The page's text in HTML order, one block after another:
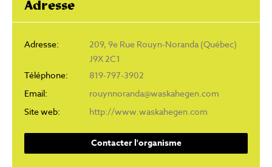
Adresse
Adresse:
209, 9e Rue Rouyn-Noranda (Québec)
J9X 2C1
Téléphone:
819-797-3902
Email:
rouynnoranda@waskahegen.com
Site web:
http://www.waskahegen.com
Contacter l'organisme